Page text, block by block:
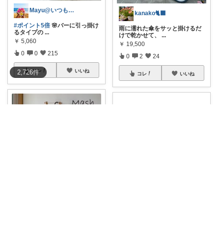
2,726件
Mayu@いつも感謝😊こっそり購入🌸
#ポイント5倍 🌸バーに引っ掛け
るタイプの ...
￥ 5,060
0 0 215
コレ いいね
kanako🐈‍⬛
雨に濡れた傘をサッと掛けるだ
けで乾かせて、
...
￥ 19,500
0 2 24
コレ いいね